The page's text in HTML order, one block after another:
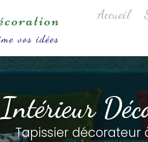
Accueil
Intérieur
Tapissier décorateur